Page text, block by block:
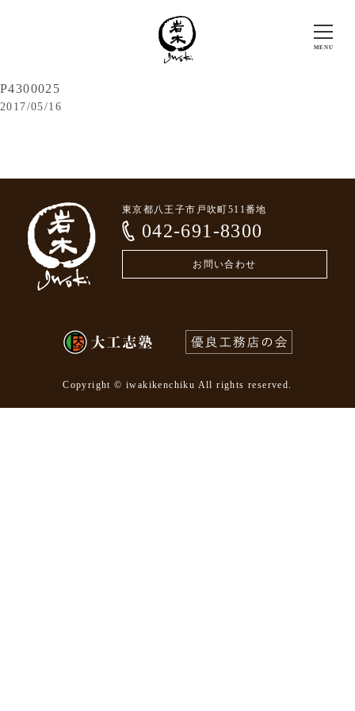
P4300025
2017/05/16
東京都八王子市戸吹町511番地
042-691-8300
お問い合わせ
Copyright © iwakikenchiku All rights reserved.